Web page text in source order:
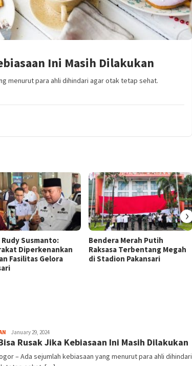
Ini Masih Dilakukan
menurut para ahli dihindari agar otak tetap sehat.
Susmanto:
Diperkenankan
Fasilitas Gelora
Bendera Merah Putih
Raksasa Terbentang Megah
di Stadion Pakansari
›
Sayyev
January 29, 2024
Rusak Jika Kebiasaan Ini Masih Dilakukan
– Ada sejumlah kebiasaan yang menurut para ahli dihindari